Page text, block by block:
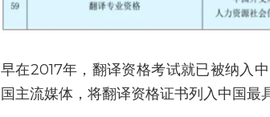
早在2017年，翻译资格考试就已被纳入
国主流媒体，将翻译资格证书列入中国最